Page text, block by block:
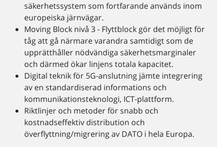
säkerhetssystem som fortfarande används inom
europeiska järnvägar.
Moving Block nivå 3 - Flyttblock gör det möjligt för
tåg att gå närmare varandra samtidigt som de
upprätthåller nödvändiga säkerhetsmarginaler
och därmed ökar linjens totala kapacitet.
Digital teknik för 5G-anslutning jämte integrering
av en standardiserad informations och
kommunikationsteknologi, ICT-plattform.
Riktlinjer och metoder för snabb och
kostnadseffektiv distribution och
överflyttning/migrering av DATO i hela Europa.